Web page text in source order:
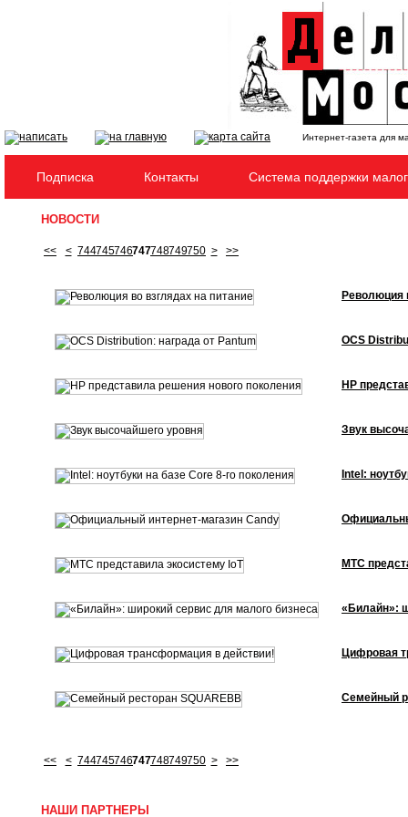
Интернет-газета для
Подписка Контакты Система поддержки
НОВОСТИ
<< < 744745746747748749750 > >>
Революция
OCS
HP
Звук
Intel:
МТС
«Билайн»:
Цифровая
Семейный
<< < 744745746747748749750 > >>
НАШИ ПАРТНЕРЫ